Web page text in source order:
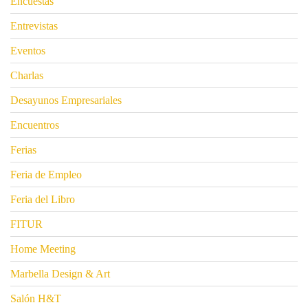
Entrevistas
Eventos
Charlas
Desayunos Empresariales
Encuentros
Ferias
Feria de Empleo
Feria del Libro
FITUR
Home Meeting
Marbella Design & Art
Salón H&T